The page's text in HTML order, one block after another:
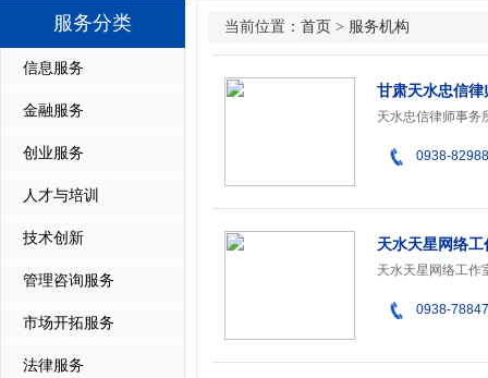
服务分类
信息服务
金融服务
创业服务
人才与培训
技术创新
管理咨询服务
市场开拓服务
法律服务
当前位置： 首页 > 服务机构
甘肃天水忠信律
0938-
天水天星网络工
0938-